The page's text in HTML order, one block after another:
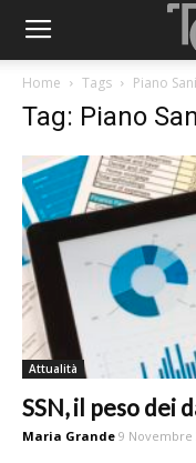
Home Tags Piano
Tag: Piano
Attualità
SSN, il peso dei
Maria Grande 9 Novembre